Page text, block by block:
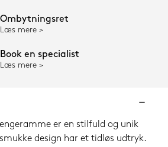
Ombytningsret
Læs mere
Book en specialist
Læs mere
er en stilfuld og unik
design har et tidløs udtryk.